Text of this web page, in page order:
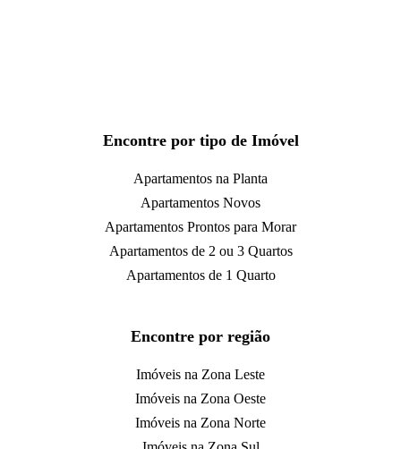
Encontre por tipo de Imóvel
Apartamentos na Planta
Apartamentos Novos
Apartamentos Prontos para Morar
Apartamentos de 2 ou 3 Quartos
Apartamentos de 1 Quarto
Encontre por região
Imóveis na Zona Leste
Imóveis na Zona Oeste
Imóveis na Zona Norte